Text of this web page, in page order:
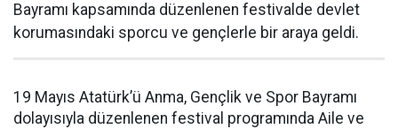
Bayramı kapsamında düzenlenen festivalde devlet
korumasındaki sporcu ve gençlerle bir araya geldi.
19 Mayıs Atatürk’ü Anma, Gençlik ve Spor Bayramı
dolayısıyla düzenlenen festival programında Aile ve